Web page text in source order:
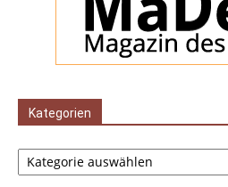
Kategorien
Kategorien